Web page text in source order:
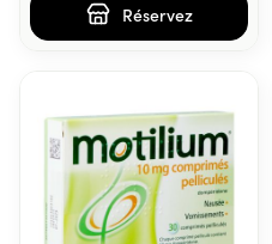
Réservez